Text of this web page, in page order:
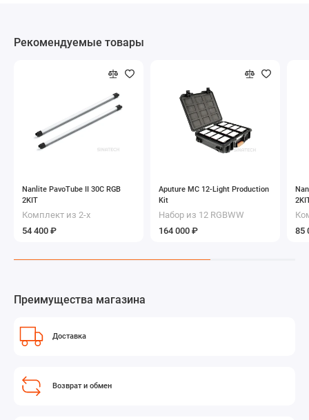
Рекомендуемые товары
Nanlite PavoTube II 30C RGB
2KIT
Комплект из 2-х
светодиодных RGB трубок
(122см)
54 400 ₽
Aputure MC 12-Light Production
Kit
Набор из 12 RGBWW
светодиодных
светильников
164 000 ₽ 85
Преимущества магазина
Доставка
Возврат и обмен